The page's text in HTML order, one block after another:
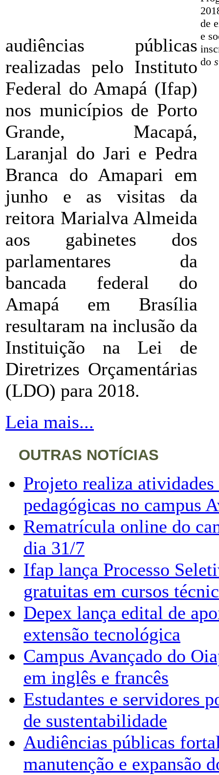
audiências públicas
realizadas pelo Instituto
Federal do Amapá (Ifap)
nos municípios de Porto
Grande, Macapá,
Laranjal do Jari e Pedra
Branca do Amapari em
junho e as visitas da
reitora Marialva Almeida
aos gabinetes dos
parlamentares da
bancada federal do
Amapá em Brasília
resultaram na inclusão da
Instituição na Lei de
Diretrizes Orçamentárias
(LDO) para 2018.
Leia mais...
de
e
do
OUTRAS NOTÍCIAS
Projeto realiza
pedagógicas no campus
Rematrícula online do
dia 31/7
Ifap lança Processo
gratuitas em cursos
Depex lança edital de
extensão tecnológica
Campus Avançado do
em inglês e francês
Estudantes e servidores
de sustentabilidade
Audiências públicas
manutenção e expansão